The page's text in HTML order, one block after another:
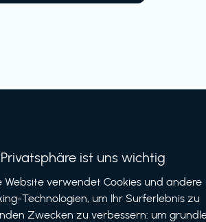
Bewerben
als Unternehmen
ist uns wichtig
Website verwendet Cookies und andere
Technologien, um Ihr Surferlebnis zu
Zwecken zu verbessern: um